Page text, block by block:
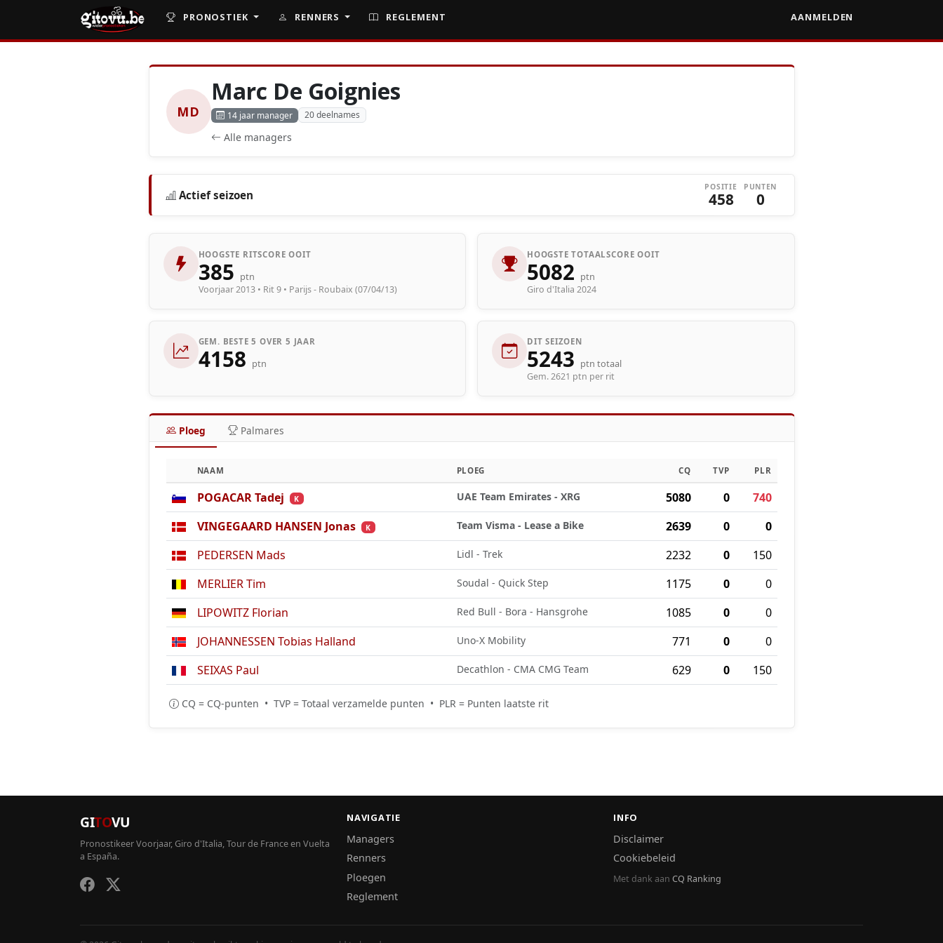
PRONOSTIEK RENNERS REGLEMENT AANMELDEN
MD
Marc De Goignies
14 jaar manager 20 deelnames
Alle managers
Actief seizoen
POSITIE
458
PUNTEN
0
HOOGSTE RITSCORE OOIT
385 ptn
Voorjaar 2013 • Rit 9 • Parijs - Roubaix (07/04/13)
HOOGSTE TOTAALSCORE OOIT
5082 ptn
Giro d'Italia 2024
GEM. BESTE 5 OVER 5 JAAR
4158 ptn
DIT SEIZOEN
5243 ptn totaal
Gem. 2621 ptn per rit
Ploeg Palmares
NAAM PLOEG CQ TVP PLR
POGACAR Tadej K UAE Team Emirates - XRG 5080 0
740
VINGEGAARD HANSEN Jonas
K Team Visma - Lease a Bike 2639 0
0
PEDERSEN Mads
Lidl - Trek 2232 0
150
MERLIER Tim
Soudal - Quick Step 1175 0
0
LIPOWITZ Florian
Red Bull - Bora - Hansgrohe 1085 0
0
JOHANNESSEN Tobias Halland
Uno-X Mobility 771 0
0
SEIXAS Paul
Decathlon - CMA CMG Team 629 0 150
CQ = CQ-punten • TVP = Totaal verzamelde punten • PLR = Punten laatste rit
GITOVU
Pronostikeer Voorjaar, Giro d'Italia, Tour de France en Vuelta
a España.
NAVIGATIE
Managers
Renners
Ploegen
Reglement
INFO
Disclaimer
Cookiebeleid
Met dank aan CQ Ranking